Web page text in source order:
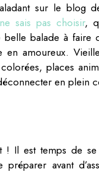
sur le blog
sais pas choisir,
belle balade à faire
en amoureux.
places
en plein
! Il est temps de
avant